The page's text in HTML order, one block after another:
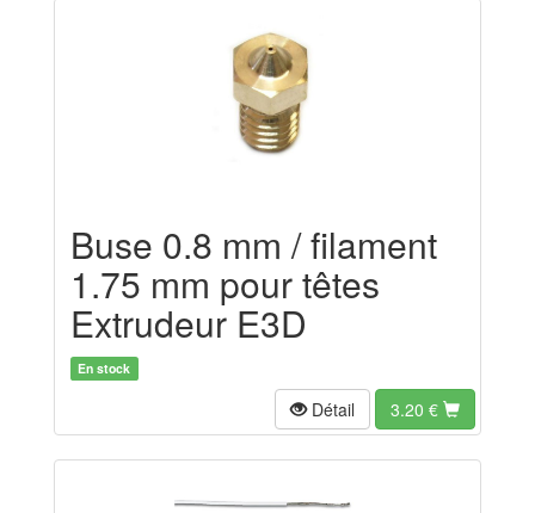
Buse 0.8 mm / filament
1.75 mm pour têtes
Extrudeur E3D
En stock
Détail 3.20 €